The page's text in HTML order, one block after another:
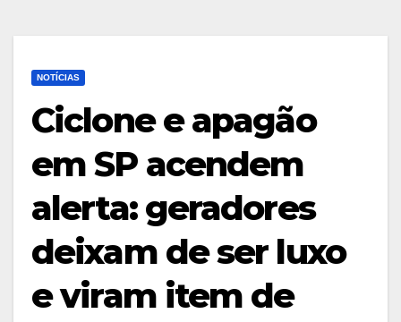
NOTÍCIAS
Ciclone e apagão
em SP acendem
alerta: geradores
deixam de ser luxo
e viram item de